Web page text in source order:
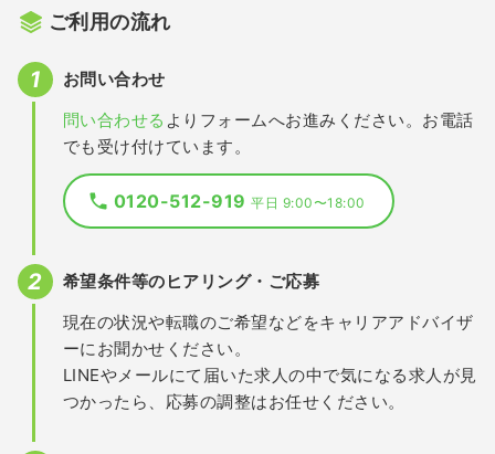
ご利用の流れ
お問い合わせ
問い合わせる よりフォームへお進みください。お電話
でも受け付けています。
0120-512-919平日 9:00〜18:00
希望条件等のヒアリング・ご応募
現在の状況や転職のご希望などをキャリアアドバイザ
ーにお聞かせください。
LINEやメールにて届いた求人の中で気になる求人が見
つかったら、応募の調整はお任せください。